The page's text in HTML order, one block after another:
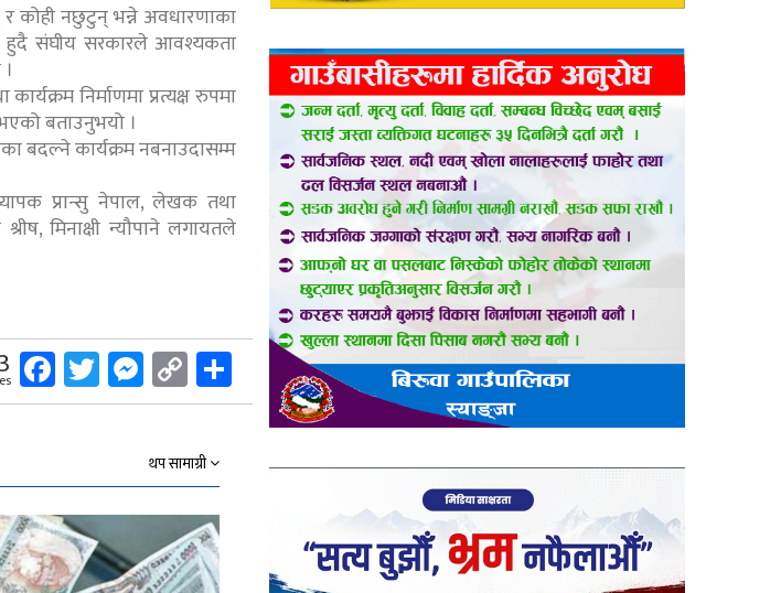
कोही नछुटुन् भन्ने अवधारणाका
हुदै संघीय सरकारले आवश्यकता
निर्माणमा प्रत्यक्ष रुपमा
बताउनुभयो ।
बदल्ने कार्यक्रम नबनाउदासम्म
प्रान्सु नेपाल, लेखक तथा
मिनाक्षी न्यौपाने लगायतले
Facebook
Twitter
Messenger
Copy
Link
Share
थप सामाग्री